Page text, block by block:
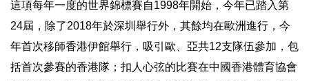
這項每年一度的世界錦標賽自1998年開始，今年已踏入第
24屆 ，除了2018年於深圳舉行外，其餘均在歐洲進行， 今
年首次移師香港伊館舉行，吸引歐、亞共12支隊伍參加， 包
括首次參賽的香港隊； 扣人心弦的比賽在中國香港體育協會